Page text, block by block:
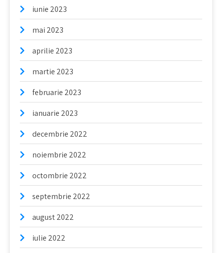
iunie 2023
mai 2023
aprilie 2023
martie 2023
februarie 2023
ianuarie 2023
decembrie 2022
noiembrie 2022
octombrie 2022
septembrie 2022
august 2022
iulie 2022